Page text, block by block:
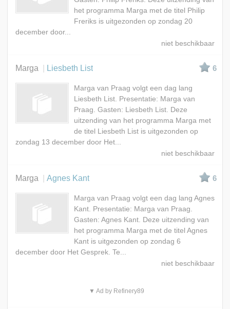
het programma Marga met de titel Philip
Freriks is uitgezonden op zondag 20
december door...
Marga Liesbeth List 6
Marga van Praag volgt een dag lang
Liesbeth List. Presentatie: Marga van
Praag. Gasten: Liesbeth List. Deze
uitzending van het programma Marga met
de titel Liesbeth List is uitgezonden op
zondag 13 december door Het...
Marga Agnes Kant 6
Marga van Praag volgt een dag lang Agnes
Kant. Presentatie: Marga van Praag.
Gasten: Agnes Kant. Deze uitzending van
het programma Marga met de titel Agnes
Kant is uitgezonden op zondag 6
december door Het Gesprek. Te...
▼ Ad by Refinery89